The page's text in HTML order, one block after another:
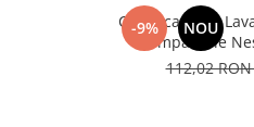
-9% NOU
Cafea capsule
compatibile
112,02